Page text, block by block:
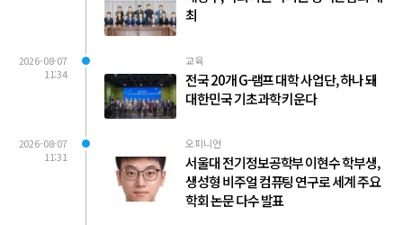
최
2026-08-07
11:34
교육
전국 20개 G-램프 대학 사업단, 하나 돼
대한민국 기초과학 키운다
2026-08-07
11:31
오피니언
서울대 전기정보공학부 이현수 학부생,
생성형 비주얼 컴퓨팅 연구로 세계 주요
학회 논문 다수 발표